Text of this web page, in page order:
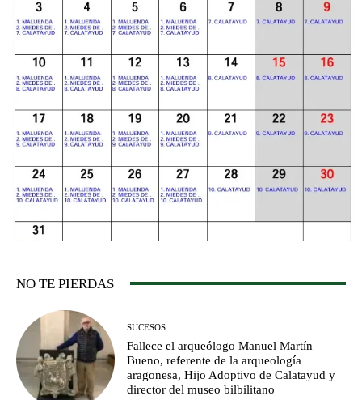
NO TE PIERDAS
SUCESOS
Fallece el arqueólogo Manuel Martín
Bueno, referente de la arqueología
aragonesa, Hijo Adoptivo de Calatayud y
director del museo bilbilitano